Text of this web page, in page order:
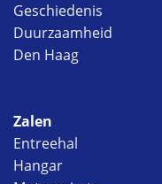
Geschiedenis
Duurzaamheid
Den Haag
Zalen
Entreehal
Hangar